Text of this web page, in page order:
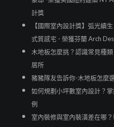
計獎
【國際室內設計獎】弧光續
式質感宅 - 榮獲芬蘭 Arch
木地板怎麼挑？認識常見種
居所
豬豬隊友告訴你-木地板怎麼
如何規劃小坪數室內設計？
例
室內裝修與室內裝潢差在哪